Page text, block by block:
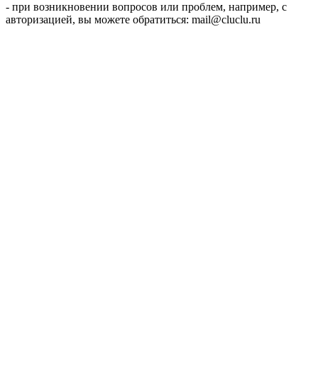
- при возникновении вопросов или проблем, например, с
авторизацией, вы можете обратиться: mail@cluclu.ru